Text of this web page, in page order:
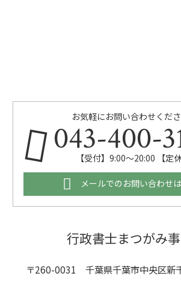
お気軽にお問い合わせくださ
043-400-
【受付】9:00～20:00 【定
メールでのお問い合わせ
行政書士まつがみ
〒260-0031 千葉県千葉市中央区新